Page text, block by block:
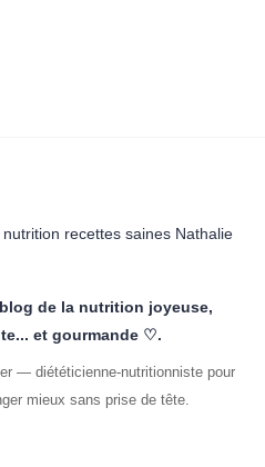
de la nutrition joyeuse,
et gourmande ♡.
— diététicienne-nutritionniste pour
mieux sans prise de tête.